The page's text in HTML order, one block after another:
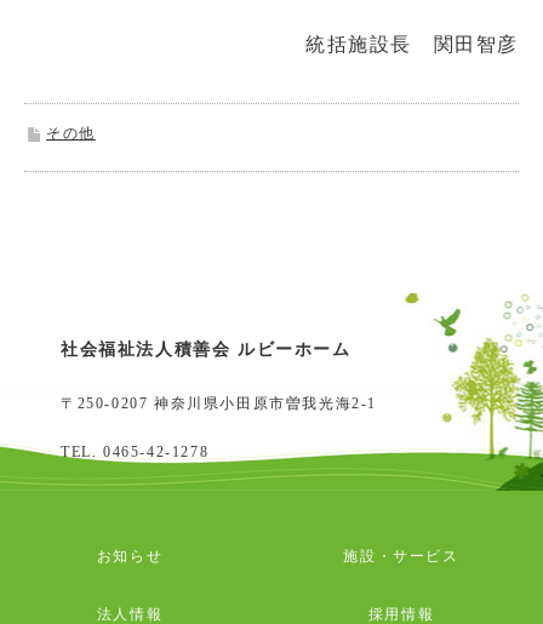
統括施設長 関田智彦
その他
社会福祉法人積善会 ルビーホーム
〒250-0207 神奈川県小田原市曽我光海2-1
TEL. 0465-42-1278
お知らせ 施設・サービス
法人情報 採用情報